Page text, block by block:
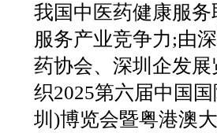
我国中医药健康服
服务产业竞争力;由
药协会、深圳企发
织2025第六届中国
圳)博览会暨粤港澳